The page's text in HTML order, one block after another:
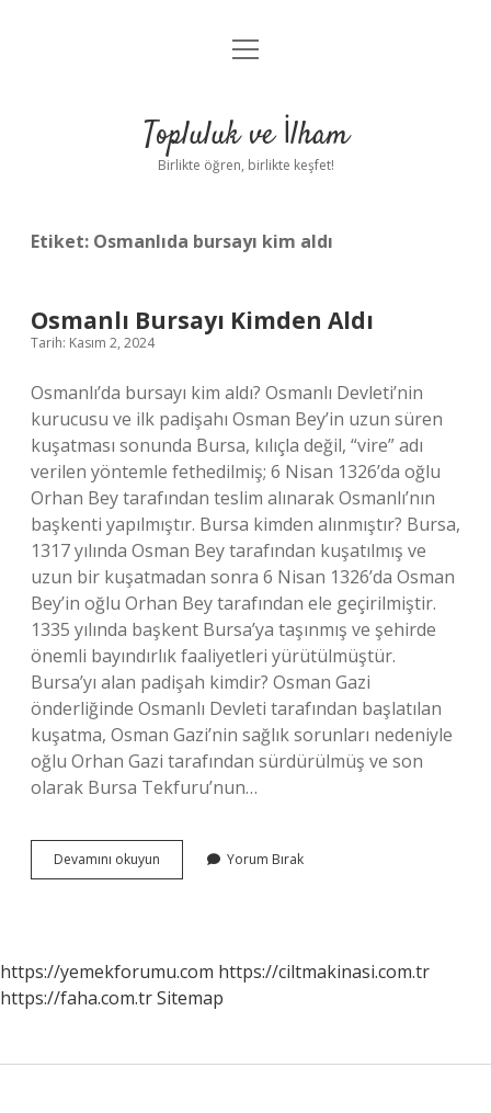
Anasayfa
Yasal Uyarı
menüyü
Topluluk ve İlham
Birlikte öğren, birlikte keşfet!
Etiket: Osmanlıda bursayı kim aldı
Osmanlı Bursayı Kimden Aldı
Tarih: Kasım 2, 2024
Osmanlı’da bursayı kim aldı? Osmanlı Devleti’nin
kurucusu ve ilk padişahı Osman Bey’in uzun süren
kuşatması sonunda Bursa, kılıçla değil, “vire” adı
verilen yöntemle fethedilmiş; 6 Nisan 1326’da oğlu
Orhan Bey tarafından teslim alınarak Osmanlı’nın
başkenti yapılmıştır. Bursa kimden alınmıştır? Bursa,
1317 yılında Osman Bey tarafından kuşatılmış ve
uzun bir kuşatmadan sonra 6 Nisan 1326’da Osman
Bey’in oğlu Orhan Bey tarafından ele geçirilmiştir.
1335 yılında başkent Bursa’ya taşınmış ve şehirde
önemli bayındırlık faaliyetleri yürütülmüştür.
Bursa’yı alan padişah kimdir? Osman Gazi
önderliğinde Osmanlı Devleti tarafından başlatılan
kuşatma, Osman Gazi’nin sağlık sorunları nedeniyle
oğlu Orhan Gazi tarafından sürdürülmüş ve son
olarak Bursa Tekfuru’nun…
Devamını okuyun Osmanlı
Bursayı
Yorum Bırak
https://yemekforumu.com https://ciltmakinasi.com.tr
https://faha.com.trSitemap